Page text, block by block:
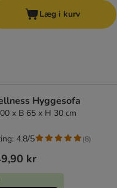
Læg i kurv
Hyggesofa
x B 65 x H 30 cm
kr
4.8/5 (8)